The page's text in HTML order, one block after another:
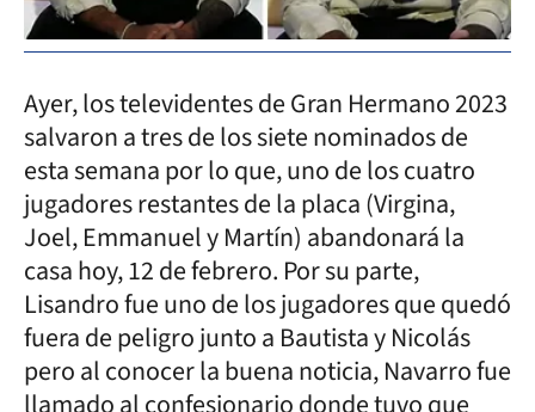
Ayer, los televidentes de Gran Hermano 2023
salvaron a tres de los siete nominados de
esta semana por lo que, uno de los cuatro
jugadores restantes de la placa (Virgina,
Joel, Emmanuel y Martín) abandonará la
casa hoy, 12 de febrero. Por su parte,
Lisandro fue uno de los jugadores que quedó
fuera de peligro junto a Bautista y Nicolás
pero al conocer la buena noticia, Navarro fue